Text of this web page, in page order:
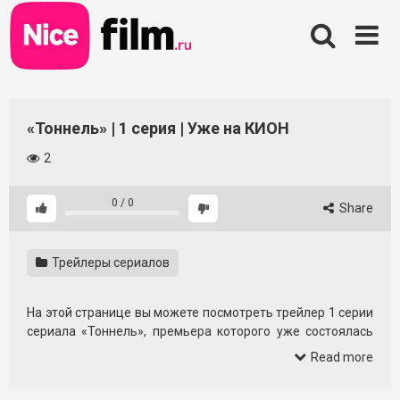
Skip
to
content
«Тоннель» | 1 серия | Уже на КИОН
2
0 / 0 Share
Трейлеры сериалов
На этой странице вы можете посмотреть трейлер 1 серии
сериала «Тоннель», премьера которого уже состоялась
на онлайн‑платформе КИОН. Короткий ролик знакомит с
Read more